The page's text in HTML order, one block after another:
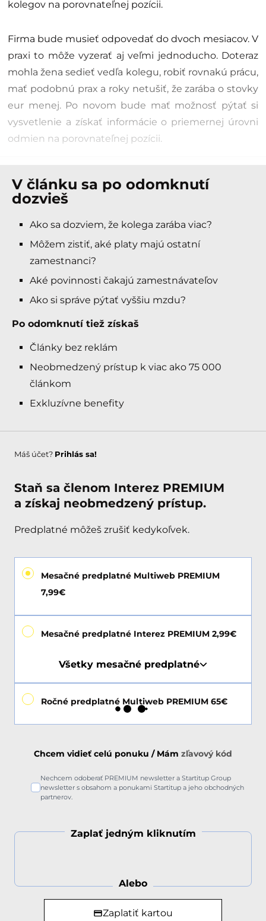
kolegov na porovnateľnej pozícii.
Firma bude musieť odpovedať do dvoch mesiacov. V
praxi to môže vyzerať aj veľmi jednoducho. Doteraz
mohla žena sedieť vedľa kolegu, robiť rovnakú prácu,
mať podobnú prax a roky netušiť, že zarába o stovky
eur menej. Po novom bude mať možnosť pýtať si
vysvetlenie a získať informácie o priemernej úrovni
odmien na porovnateľnej pozícii.
V článku sa po odomknutí
dozvieš
Ako sa dozviem, že kolega zarába viac?
Môžem zistiť, aké platy majú ostatní
zamestnanci?
Aké povinnosti čakajú zamestnávateľov
Ako si správe pýtať vyššiu mzdu?
Po odomknutí tiež získaš
Články bez reklám
Neobmedzený prístup k viac ako 75 000
článkom
Exkluzívne benefity
Máš účet? Prihlás sa!
Staň sa členom Interez PREMIUM
a získaj neobmedzený prístup.
Predplatné môžeš zrušiť kedykoľvek.
Mesačné predplatné Multiweb PREMIUM
7,99€
Mesačné predplatné Interez PREMIUM 2,99€
Všetky mesačné predplatné
Ročné predplatné Multiweb PREMIUM 65€
Chcem vidieť celú ponuku / Mám zľavový kód
Nechcem odoberať PREMIUM newsletter a Startitup Group
newsletter s obsahom a ponukami Startitup a jeho obchodných
partnerov.
Zaplať jedným kliknutím
Alebo
Zaplatiť kartou